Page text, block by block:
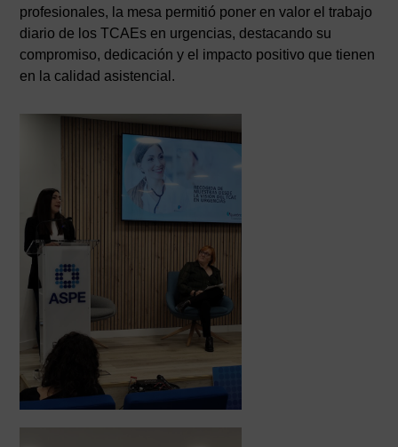
profesionales, la mesa permitió poner en valor el trabajo
diario de los TCAEs en urgencias, destacando su
compromiso, dedicación y el impacto positivo que tienen
en la calidad asistencial.